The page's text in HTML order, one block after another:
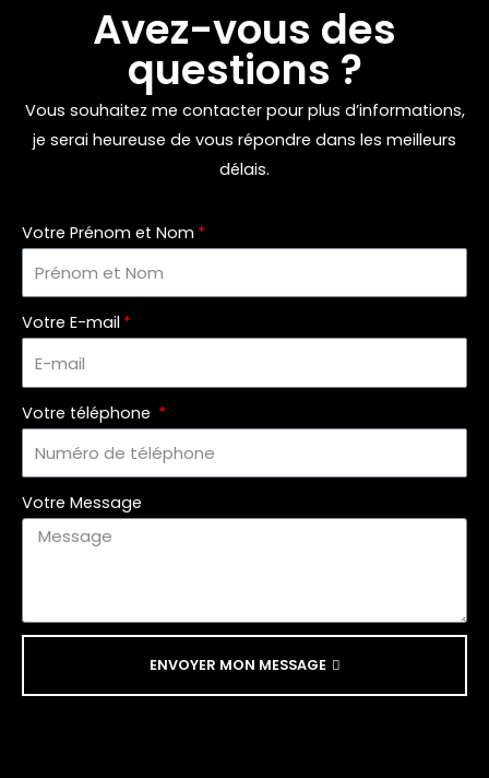
Avez-vous des
questions ?
Vous souhaitez me contacter pour plus d’informations,
je serai heureuse de vous répondre dans les meilleurs
délais.
Votre Prénom et Nom
Votre E-mail
Votre téléphone
Votre Message
ENVOYER MON MESSAGE